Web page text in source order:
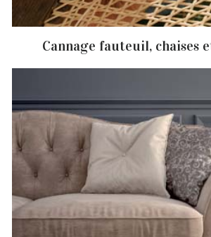
Cannage fauteuil, chaises